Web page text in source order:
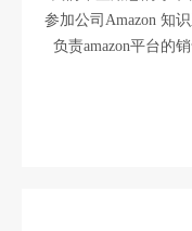
参加公司Amazon 知
负责amazon平台的
客户关系管理和维
态，不断调整销售
诚实守信，乐观开